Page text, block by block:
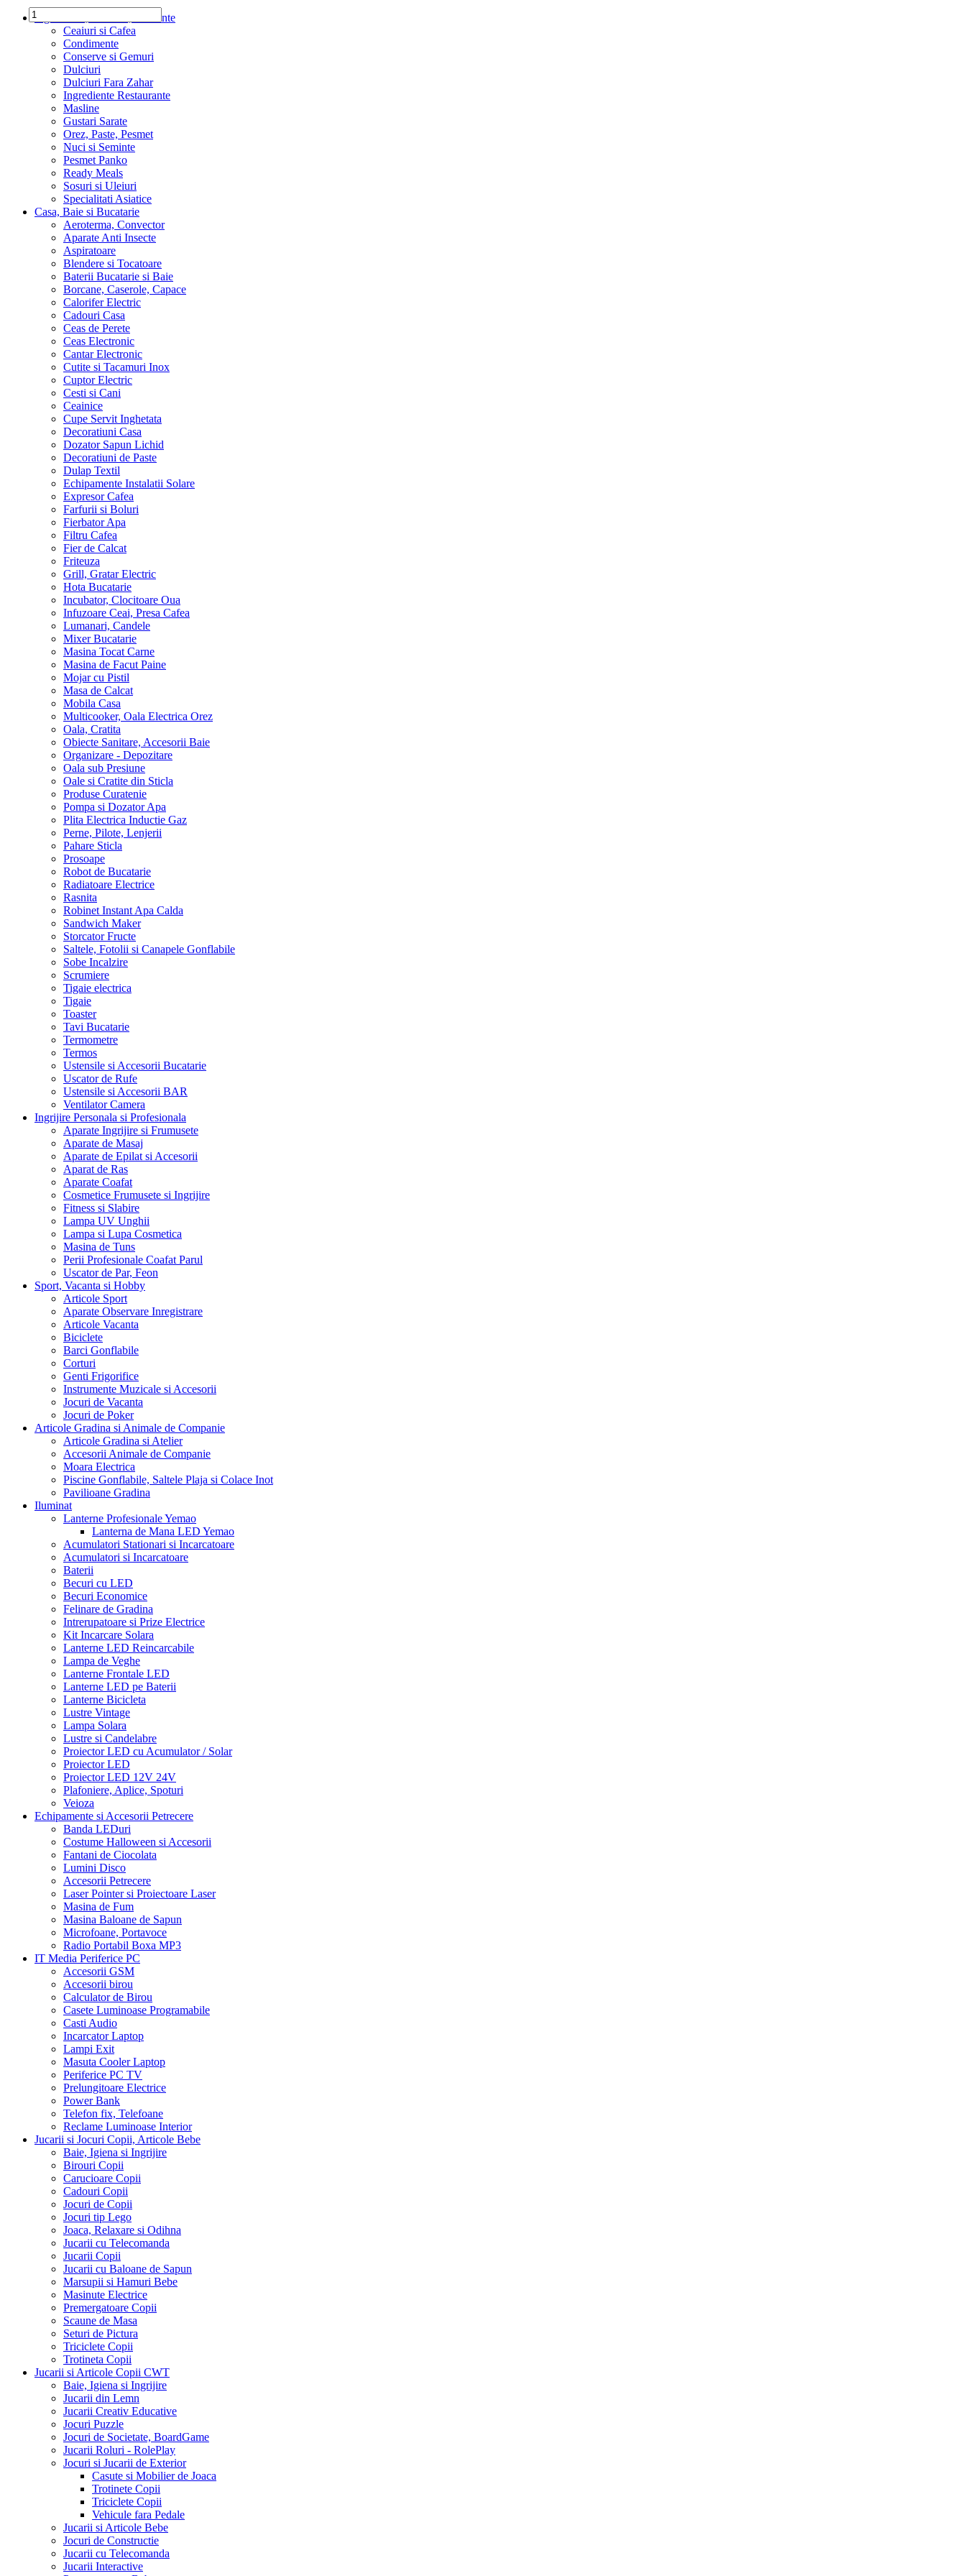
Ingrediente, Dulciuri, Alimente
Ceaiuri si Cafea
Condimente
Conserve si Gemuri
Dulciuri
Dulciuri Fara Zahar
Ingrediente Restaurante
Masline
Gustari Sarate
Orez, Paste, Pesmet
Nuci si Seminte
Pesmet Panko
Ready Meals
Sosuri si Uleiuri
Specialitati Asiatice
Casa, Baie si Bucatarie
Aeroterma, Convector
Aparate Anti Insecte
Aspiratoare
Blendere si Tocatoare
Baterii Bucatarie si Baie
Borcane, Caserole, Capace
Calorifer Electric
Cadouri Casa
Ceas de Perete
Ceas Electronic
Cantar Electronic
Cutite si Tacamuri Inox
Cuptor Electric
Cesti si Cani
Ceainice
Cupe Servit Inghetata
Decoratiuni Casa
Dozator Sapun Lichid
Decoratiuni de Paste
Dulap Textil
Echipamente Instalatii Solare
Expresor Cafea
Farfurii si Boluri
Fierbator Apa
Filtru Cafea
Fier de Calcat
Friteuza
Grill, Gratar Electric
Hota Bucatarie
Incubator, Clocitoare Oua
Infuzoare Ceai, Presa Cafea
Lumanari, Candele
Mixer Bucatarie
Masina Tocat Carne
Masina de Facut Paine
Mojar cu Pistil
Masa de Calcat
Mobila Casa
Multicooker, Oala Electrica Orez
Oala, Cratita
Obiecte Sanitare, Accesorii Baie
Organizare - Depozitare
Oala sub Presiune
Oale si Cratite din Sticla
Produse Curatenie
Pompa si Dozator Apa
Plita Electrica Inductie Gaz
Perne, Pilote, Lenjerii
Pahare Sticla
Prosoape
Robot de Bucatarie
Radiatoare Electrice
Rasnita
Robinet Instant Apa Calda
Sandwich Maker
Storcator Fructe
Saltele, Fotolii si Canapele Gonflabile
Sobe Incalzire
Scrumiere
Tigaie electrica
Tigaie
Toaster
Tavi Bucatarie
Termometre
Termos
Ustensile si Accesorii Bucatarie
Uscator de Rufe
Ustensile si Accesorii BAR
Ventilator Camera
Ingrijire Personala si Profesionala
Aparate Ingrijire si Frumusete
Aparate de Masaj
Aparate de Epilat si Accesorii
Aparat de Ras
Aparate Coafat
Cosmetice Frumusete si Ingrijire
Fitness si Slabire
Lampa UV Unghii
Lampa si Lupa Cosmetica
Masina de Tuns
Perii Profesionale Coafat Parul
Uscator de Par, Feon
Sport, Vacanta si Hobby
Articole Sport
Aparate Observare Inregistrare
Articole Vacanta
Biciclete
Barci Gonflabile
Corturi
Genti Frigorifice
Instrumente Muzicale si Accesorii
Jocuri de Vacanta
Jocuri de Poker
Articole Gradina si Animale de Companie
Articole Gradina si Atelier
Accesorii Animale de Companie
Moara Electrica
Piscine Gonflabile, Saltele Plaja si Colace Inot
Pavilioane Gradina
Iluminat
Lanterne Profesionale Yemao
Lanterna de Mana LED Yemao
Acumulatori Stationari si Incarcatoare
Acumulatori si Incarcatoare
Baterii
Becuri cu LED
Becuri Economice
Felinare de Gradina
Intrerupatoare si Prize Electrice
Kit Incarcare Solara
Lanterne LED Reincarcabile
Lampa de Veghe
Lanterne Frontale LED
Lanterne LED pe Baterii
Lanterne Bicicleta
Lustre Vintage
Lampa Solara
Lustre si Candelabre
Proiector LED cu Acumulator / Solar
Proiector LED
Proiector LED 12V 24V
Plafoniere, Aplice, Spoturi
Veioza
Echipamente si Accesorii Petrecere
Banda LEDuri
Costume Halloween si Accesorii
Fantani de Ciocolata
Lumini Disco
Accesorii Petrecere
Laser Pointer si Proiectoare Laser
Masina de Fum
Masina Baloane de Sapun
Microfoane, Portavoce
Radio Portabil Boxa MP3
IT Media Periferice PC
Accesorii GSM
Accesorii birou
Calculator de Birou
Casete Luminoase Programabile
Casti Audio
Incarcator Laptop
Lampi Exit
Masuta Cooler Laptop
Periferice PC TV
Prelungitoare Electrice
Power Bank
Telefon fix, Telefoane
Reclame Luminoase Interior
Jucarii si Jocuri Copii, Articole Bebe
Baie, Igiena si Ingrijire
Birouri Copii
Carucioare Copii
Cadouri Copii
Jocuri de Copii
Jocuri tip Lego
Joaca, Relaxare si Odihna
Jucarii cu Telecomanda
Jucarii Copii
Jucarii cu Baloane de Sapun
Marsupii si Hamuri Bebe
Masinute Electrice
Premergatoare Copii
Scaune de Masa
Seturi de Pictura
Triciclete Copii
Trotineta Copii
Jucarii si Articole Copii CWT
Baie, Igiena si Ingrijire
Jucarii din Lemn
Jucarii Creativ Educative
Jocuri Puzzle
Jocuri de Societate, BoardGame
Jucarii Roluri - RolePlay
Jocuri si Jucarii de Exterior
Casute si Mobilier de Joaca
Trotinete Copii
Triciclete Copii
Vehicule fara Pedale
Jucarii si Articole Bebe
Jocuri de Constructie
Jucarii cu Telecomanda
Jucarii Interactive